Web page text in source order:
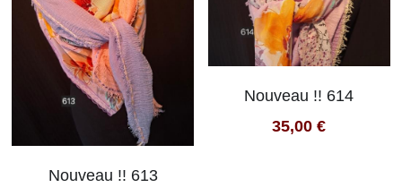
Nouveau !! 613
Nouveau !! 614
35,00 €